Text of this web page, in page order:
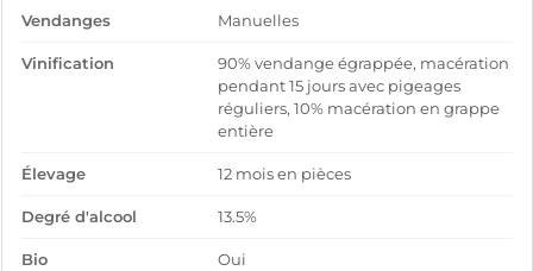
Vendanges Manuelles
Vinification
90% vendange égrappée, macération
pendant 15 jours avec pigeages
réguliers, 10% macération en grappe
entière
Élevage 12 mois en pièces
Degré d'alcool 13.5%
Bio Oui